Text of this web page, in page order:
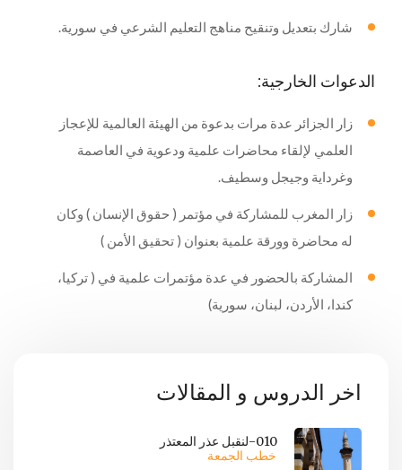
شارك بتعديل وتنقيح مناهج التعليم الشرعي في سورية.
الدعوات الخارجية:
زار الجزائر عدة مرات بدعوة من الهيئة العالمية للإعجاز
العلمي لإلقاء محاضرات علمية ودعوية في العاصمة
وغرداية وجيجل وسطيف.
زار المغرب للمشاركة في مؤتمر ( حقوق الإنسان ) وكان
له محاضرة وورقة علمية بعنوان ( تحقيق الأمن )
المشاركة بالحضور في عدة مؤتمرات علمية في ( تركيا،
كندا، الأردن، لبنان، سورية)
اخر الدروس و المقالات
010-لنقبل عذر المعتذر
خطب الجمعة